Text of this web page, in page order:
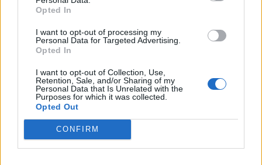
Opted In
I want to opt-out of processing my
Personal Data for Targeted Advertising.
Opted In
I want to opt-out of Collection, Use,
Retention, Sale, and/or Sharing of my
Personal Data that Is Unrelated with the
Purposes for which it was collected.
Opted Out
CONFIRM
Френска инвестиция активира